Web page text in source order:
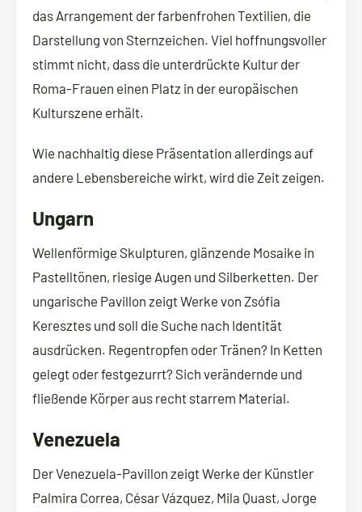
das Arrangement der farbenfrohen Textilien, die
Darstellung von Sternzeichen. Viel hoffnungsvoller
stimmt nicht, dass die unterdrückte Kultur der
Roma-Frauen einen Platz in der europäischen
Kulturszene erhält.
Wie nachhaltig diese Präsentation allerdings auf
andere Lebensbereiche wirkt, wird die Zeit zeigen.
Ungarn
Wellenförmige Skulpturen, glänzende Mosaike in
Pastelltönen, riesige Augen und Silberketten. Der
ungarische Pavillon zeigt Werke von Zsófia
Keresztes und soll die Suche nach Identität
ausdrücken. Regentropfen oder Tränen? In Ketten
gelegt oder festgezurrt? Sich verändernde und
fließende Körper aus recht starrem Material.
Venezuela
Der Venezuela-Pavillon zeigt Werke der Künstler
Palmira Correa, César Vázquez, Mila Quast, Jorge